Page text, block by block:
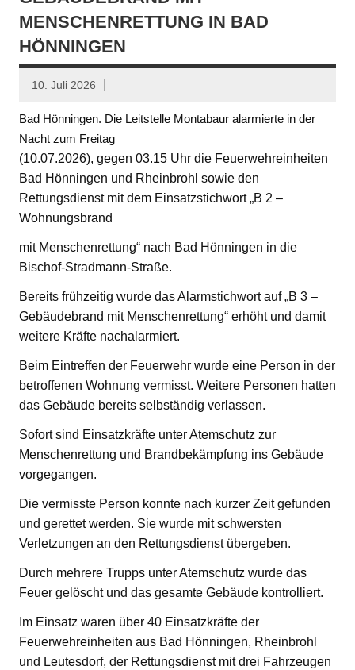
MENSCHENRETTUNG IN BAD
HÖNNINGEN
10. Juli 2026
Bad Hönningen. Die Leitstelle Montabaur alarmierte in der
Nacht zum Freitag
(10.07.2026), gegen 03.15 Uhr die Feuerwehreinheiten
Bad Hönningen und Rheinbrohl sowie den
Rettungsdienst mit dem Einsatzstichwort „B 2 –
Wohnungsbrand
mit Menschenrettung“ nach Bad Hönningen in die
Bischof-Stradmann-Straße.
Bereits frühzeitig wurde das Alarmstichwort auf „B 3 –
Gebäudebrand mit Menschenrettung“ erhöht und damit
weitere Kräfte nachalarmiert.
Beim Eintreffen der Feuerwehr wurde eine Person in der
betroffenen Wohnung vermisst. Weitere Personen hatten
das Gebäude bereits selbständig verlassen.
Sofort sind Einsatzkräfte unter Atemschutz zur
Menschenrettung und Brandbekämpfung ins Gebäude
vorgegangen.
Die vermisste Person konnte nach kurzer Zeit gefunden
und gerettet werden. Sie wurde mit schwersten
Verletzungen an den Rettungsdienst übergeben.
Durch mehrere Trupps unter Atemschutz wurde das
Feuer gelöscht und das gesamte Gebäude kontrolliert.
Im Einsatz waren über 40 Einsatzkräfte der
Feuerwehreinheiten aus Bad Hönningen, Rheinbrohl
und Leutesdorf, der Rettungsdienst mit drei Fahrzeugen